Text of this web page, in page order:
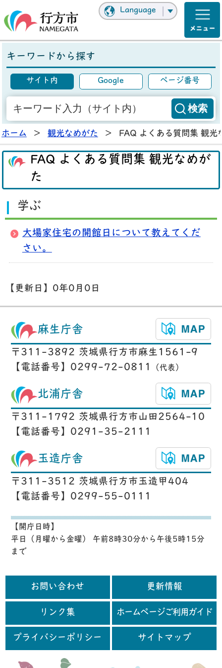
Language
キーワードから探す
サイト内 Google ページ番号
ホーム > 観光なめがた > FAQ よくある質問集 観光
FAQ よくある質問集 観光なめが
た
学ぶ
大場家住宅の開館日について教えてくだ
さい。
【更新日】 0年0月0日
麻生庁舎
〒311-3892 茨城県行方市麻生1561-9
【電話番号】0299-72-0811
（代表）
北浦庁舎
〒311-1792 茨城県行方市山田2564-10
【電話番号】0291-35-2111
玉造庁舎
〒311-3512 茨城県行方市玉造甲404
【電話番号】0299-55-0111
【開庁日時】
平日（月曜から金曜） 午前8時30分から午後5時15分
まで
お問い合わせ 更新情報
リンク集 ホームページご利用ガイド
プライバシーポリシー サイトマップ